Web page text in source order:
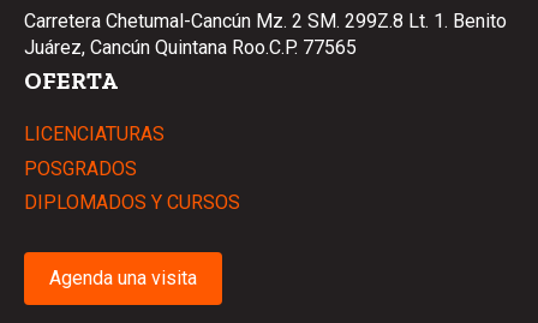
Carretera Chetumal-Cancún Mz. 2 SM. 299Z.8 Lt. 1. Benito
Juárez, Cancún Quintana Roo.C.P. 77565
OFERTA
LICENCIATURAS
POSGRADOS
DIPLOMADOS Y CURSOS
Agenda una visita